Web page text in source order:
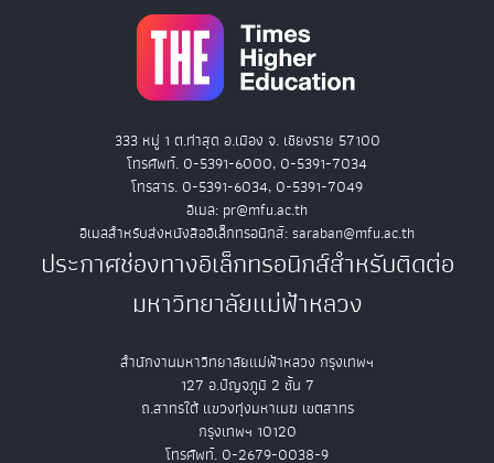
333 หมู่ 1 ต.ท่าสุด อ.เมือง จ. เชียงราย 57100
โทรศัพท์. 0-5391-6000, 0-5391-7034
โทรสาร. 0-5391-6034, 0-5391-7049
อีเมล: pr@mfu.ac.th
อีเมลสำหรับส่งหนังสืออิเล็กทรอนิกส์: saraban@mfu.ac.th
ประกาศช่องทางอิเล็กทรอนิกส์สำหรับติดต่อ
มหาวิทยาลัยแม่ฟ้าหลวง
สำนักงานมหาวิทยาลัยแม่ฟ้าหลวง กรุงเทพฯ
127 อ.ปัญจภูมิ 2 ชั้น 7
ถ.สาทรใต้ แขวงทุ่งมหาเมฆ เขตสาทร
กรุงเทพฯ 10120
โทรศัพท์. 0-2679-0038-9